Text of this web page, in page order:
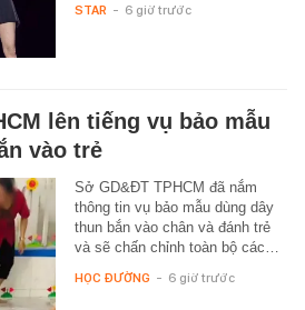
STAR - 6 giờ trước
lên tiếng vụ bảo mẫu
vào trẻ
Sở GD&ĐT TPHCM đã nắm
thông tin vụ bảo mẫu dùng dây
thun bắn vào chân và đánh trẻ
và sẽ chấn chỉnh toàn bộ các…
HỌC ĐƯỜNG - 6 giờ trước